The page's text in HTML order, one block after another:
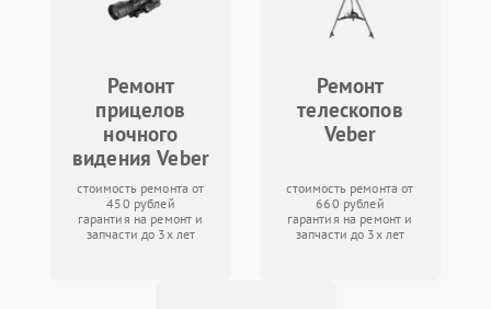
Ремонт
прицелов
ночного
видения Veber
стоимость ремонта от
450 рублей
гарантия на ремонт и
запчасти до 3х лет
Ремонт
телескопов
Veber
стоимость ремонта от
660 рублей
гарантия на ремонт и
запчасти до 3х лет